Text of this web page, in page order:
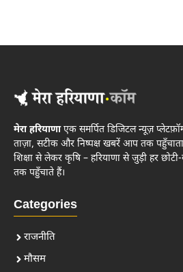
मेरा हरियाणाएक समर्पित डिजिटल न्यूज़
ताज़ा, सटीक और निष्पक्ष खबरें आप तक
शिक्षा से लेकर कृषि – हरियाणा से जुड़ी हर
तक पहुँचाते हैं।
Categories
राजनीति
मौसम